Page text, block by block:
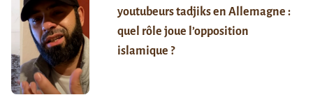
youtubeurs tadjiks en Allemagne :
quel rôle joue l’opposition
islamique ?